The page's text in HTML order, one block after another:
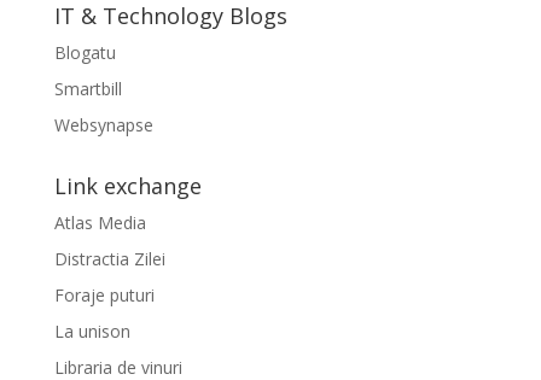
IT & Technology Blogs
Blogatu
Smartbill
Websynapse
Link exchange
Atlas Media
Distractia Zilei
Foraje puturi
La unison
Libraria de vinuri